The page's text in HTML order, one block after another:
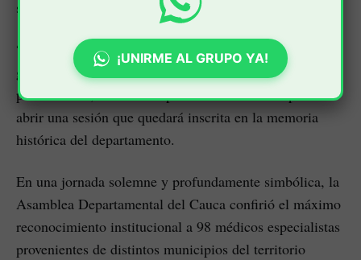
supremo.
“Hoy este recinto se detiene para rendir un tributo
genuino a quienes han hecho de la vida su causa
permanente”, afirmó el diputado William Campiño al
abrir una sesión que quedará inscrita en la memoria
histórica del departamento.
En una jornada solemne y profundamente simbólica, la
Asamblea Departamental del Cauca confirió el máximo
reconocimiento institucional a 98 médicos especialistas
provenientes de distintos municipios del territorio
¡UNIRME AL GRUPO YA!